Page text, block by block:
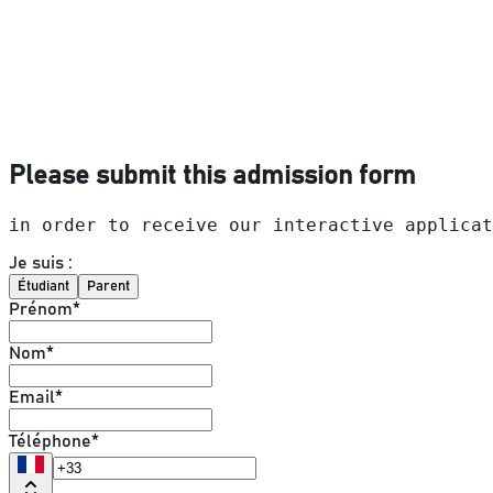
Please submit this admission form
in order to receive our interactive
Je suis :
Étudiant Parent
Prénom*
Nom*
Email*
Téléphone*